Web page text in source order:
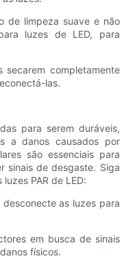
de limpeza suave e não
luzes de LED, para
completamente
las.
para serem duráveis,
a danos causados ​​por
são essenciais para
sinais de desgaste. Siga
PAR de LED:
as luzes para
em busca de sinais
físicos.